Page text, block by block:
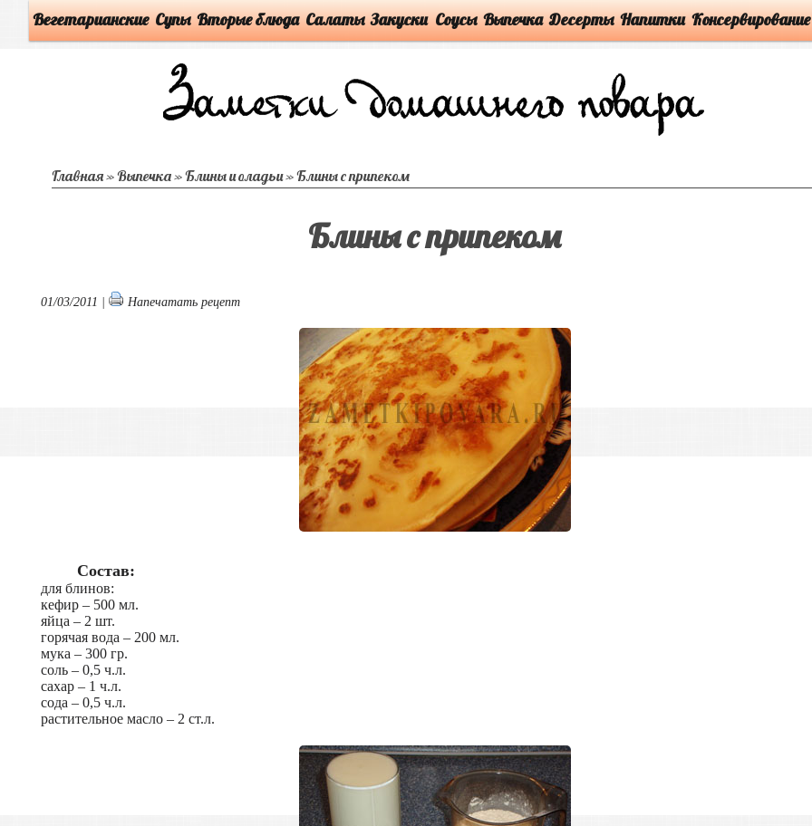
Вегетарианские Супы Вторые блюда Салаты Закуски Соусы Выпечка Десерты Напитки Консервирование
Главная»Выпечка»Блины и оладьи»Блины с припеком
Блины с припеком
01/03/2011 | Напечатать рецепт
Состав:
для блинов:
кефир – 500 мл.
яйца – 2 шт.
горячая вода – 200 мл.
мука – 300 гр.
соль – 0,5 ч.л.
сахар – 1 ч.л.
сода – 0,5 ч.л.
растительное масло – 2 ст.л.